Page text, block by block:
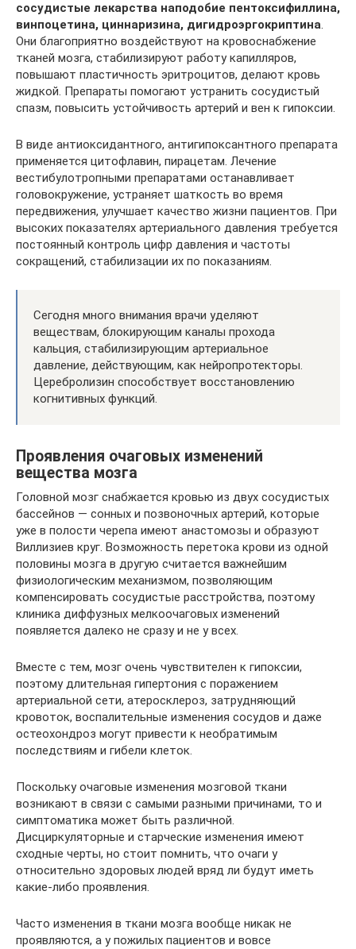
сосудистые лекарства наподобие пентоксифиллина,
винпоцетина, циннаризина, дигидроэргокриптина.
Они благоприятно воздействуют на кровоснабжение
тканей мозга, стабилизируют работу капилляров,
повышают пластичность эритроцитов, делают кровь
жидкой. Препараты помогают устранить сосудистый
спазм, повысить устойчивость артерий и вен к гипоксии.
В виде антиоксидантного, антигипоксантного препарата
применяется цитофлавин, пирацетам. Лечение
вестибулотропными препаратами останавливает
головокружение, устраняет шаткость во время
передвижения, улучшает качество жизни пациентов. При
высоких показателях артериального давления требуется
постоянный контроль цифр давления и частоты
сокращений, стабилизации их по показаниям.
Сегодня много внимания врачи уделяют
веществам, блокирующим каналы прохода
кальция, стабилизирующим артериальное
давление, действующим, как нейропротекторы.
Церебролизин способствует восстановлению
когнитивных функций.
Проявления очаговых изменений
вещества мозга
Головной мозг снабжается кровью из двух сосудистых
бассейнов — сонных и позвоночных артерий, которые
уже в полости черепа имеют анастомозы и образуют
Виллизиев круг. Возможность перетока крови из одной
половины мозга в другую считается важнейшим
физиологическим механизмом, позволяющим
компенсировать сосудистые расстройства, поэтому
клиника диффузных мелкоочаговых изменений
появляется далеко не сразу и не у всех.
Вместе с тем, мозг очень чувствителен к гипоксии,
поэтому длительная гипертония с поражением
артериальной сети, атеросклероз, затрудняющий
кровоток, воспалительные изменения сосудов и даже
остеохондроз могут привести к необратимым
последствиям и гибели клеток.
Поскольку очаговые изменения мозговой ткани
возникают в связи с самыми разными причинами, то и
симптоматика может быть различной.
Дисциркуляторные и старческие изменения имеют
сходные черты, но стоит помнить, что очаги у
относительно здоровых людей вряд ли будут иметь
какие-либо проявления.
Часто изменения в ткани мозга вообще никак не
проявляются, а у пожилых пациентов и вовсе